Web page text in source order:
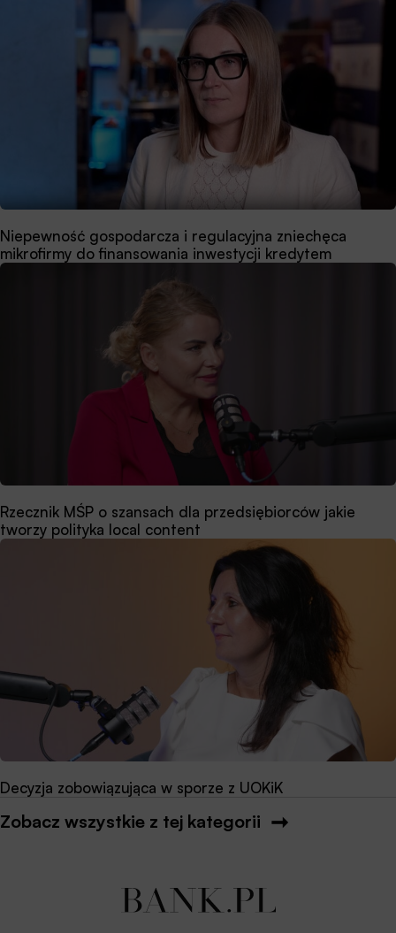
Niepewność gospodarcza i regulacyjna zniechęca
mikrofirmy do finansowania inwestycji kredytem
Rzecznik MŚP o szansach dla przedsiębiorców jakie
tworzy polityka local content
Decyzja zobowiązująca w sporze z UOKiK
Zobacz wszystkie z tej kategorii